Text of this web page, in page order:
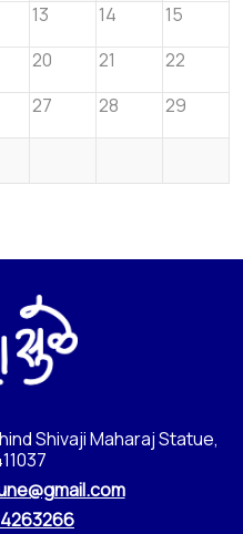
13 14
15
20 21
22
27 28
29
Shivaji Maharaj Statue,